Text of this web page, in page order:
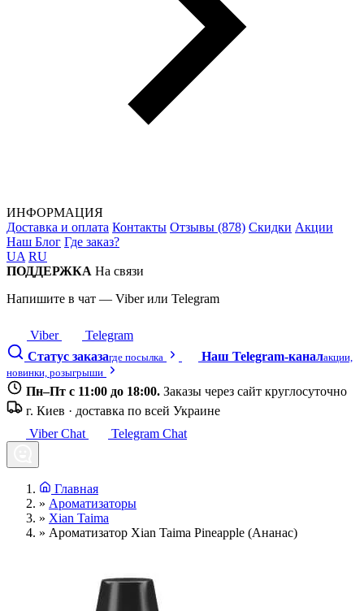
ИНФОРМАЦИЯ
Доставка и оплата Контакты Отзывы (878) Скидки Акции
Наш Блог Где заказ?
UA RU
ПОДДЕРЖКА На связи
Напишите в чат — Viber или Telegram
Viber
Telegram
Статус заказагде посылка Наш Telegram-каналакции,
новинки, розыгрыши
Пн–Пт с 11:00 до 18:00. Заказы через сайт круглосуточно
г. Киев · доставка по всей Украине
Viber Chat
Telegram Chat
Главная
» Ароматизаторы
» Xian Taima
» Ароматизатор Xian Taima Pineapple (Ананас)